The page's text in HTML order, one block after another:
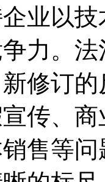
业以
力。
修订
传、
售等